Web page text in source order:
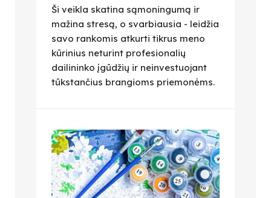
Ši veikla skatina sąmoningumą ir
mažina stresą, o svarbiausia - leidžia
savo rankomis atkurti tikrus meno
kūrinius neturint profesionalių
dailininko įgūdžių ir neinvestuojant
tūkstančius brangioms priemonėms.